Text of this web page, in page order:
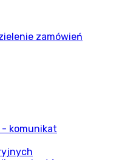
zamówień
- komunikat